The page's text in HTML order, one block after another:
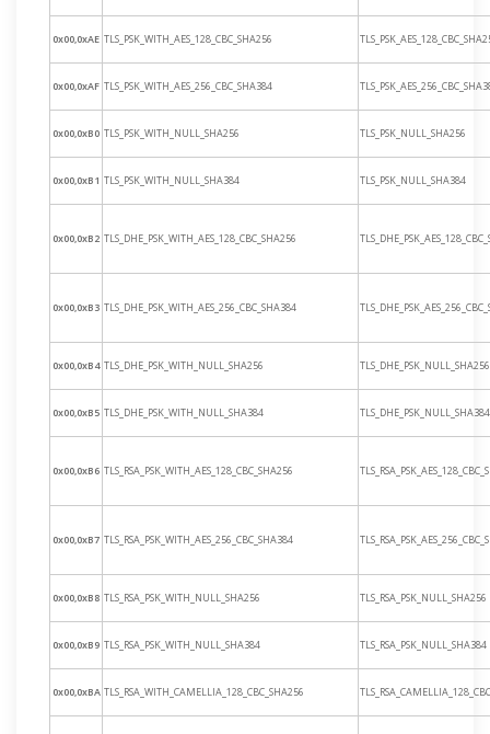
0x00,0xAE TLS_PSK_WITH_AES_128_CBC_SHA256
0x00,0xAF TLS_PSK_WITH_AES_256_CBC_SHA384
0x00,0xB0 TLS_PSK_WITH_NULL_SHA256 TLS_PSK_NULL_SHA256
0x00,0xB1 TLS_PSK_WITH_NULL_SHA384 TLS_PSK_NULL_SHA384
0x00,0xB2 TLS_DHE_PSK_WITH_AES_128_CBC_SHA256
0x00,0xB3 TLS_DHE_PSK_WITH_AES_256_CBC_SHA384
0x00,0xB4 TLS_DHE_PSK_WITH_NULL_SHA256 TLS_DHE_PSK_NULL_SHA256
0x00,0xB5 TLS_DHE_PSK_WITH_NULL_SHA384 TLS_DHE_PSK_NULL_SHA384
0x00,0xB6 TLS_RSA_PSK_WITH_AES_128_CBC_SHA256
0x00,0xB7 TLS_RSA_PSK_WITH_AES_256_CBC_SHA384
0x00,0xB8 TLS_RSA_PSK_WITH_NULL_SHA256 TLS_RSA_PSK_NULL_SHA256
0x00,0xB9 TLS_RSA_PSK_WITH_NULL_SHA384 TLS_RSA_PSK_NULL_SHA384
0x00,0xBA TLS_RSA_WITH_CAMELLIA_128_CBC_SHA256